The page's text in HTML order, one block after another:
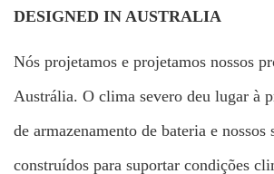
DESIGNED IN AUSTRALIA
Nós projetamos e projetamos nossos
Austrália. O clima severo deu lugar à
de armazenamento de bateria e nossos
construídos para suportar condições